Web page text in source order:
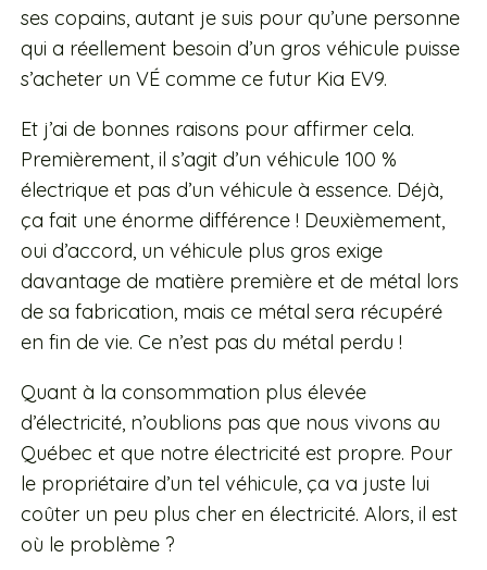
ses copains, autant je suis pour qu’une personne
qui a réellement besoin d’un gros véhicule puisse
s’acheter un VÉ comme ce futur Kia EV9.
Et j’ai de bonnes raisons pour affirmer cela.
Premièrement, il s’agit d’un véhicule 100 %
électrique et pas d’un véhicule à essence. Déjà,
ça fait une énorme différence ! Deuxièmement,
oui d’accord, un véhicule plus gros exige
davantage de matière première et de métal lors
de sa fabrication, mais ce métal sera récupéré
en fin de vie. Ce n’est pas du métal perdu !
Quant à la consommation plus élevée
d’électricité, n’oublions pas que nous vivons au
Québec et que notre électricité est propre. Pour
le propriétaire d’un tel véhicule, ça va juste lui
coûter un peu plus cher en électricité. Alors, il est
où le problème ?